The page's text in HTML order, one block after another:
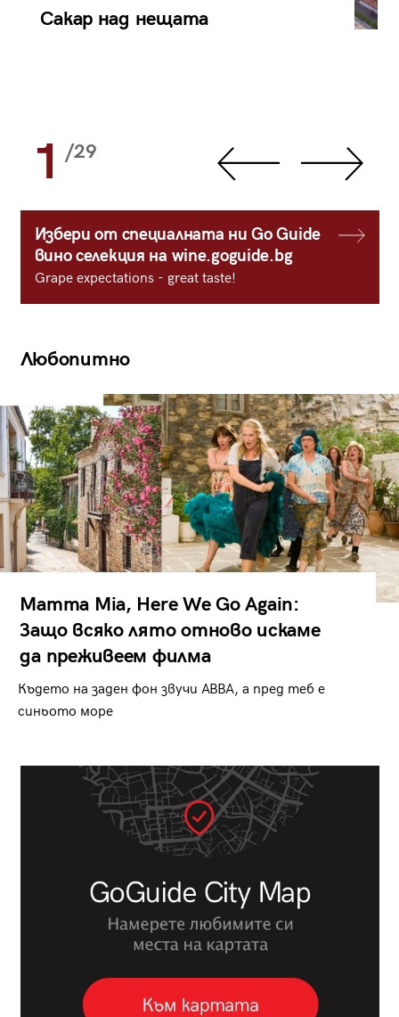
Сакар над нещата
1 /29
Избери от специалната ни Go Guide
вино селекция на wine.goguide.bg
Grape expectations - great taste!
Любопитно
Mamma Mia, Here We Go Again:
Защо всяко лято отново искаме
да преживеем филма
Където на заден фон звучи ABBA, а пред теб е
синьото море